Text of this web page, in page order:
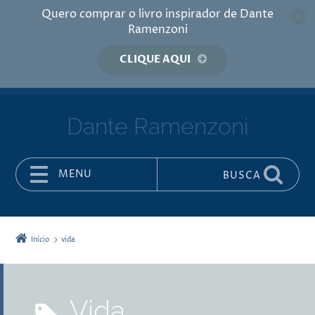
Quero comprar o livro inspirador de Dante
Ramenzoni
CLIQUE AQUI
Dante Ramenzoni
MENU BUSCA
Início vida